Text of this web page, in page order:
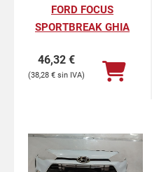
FORD FOCUS
SPORTBREAK GHIA
46,32 €
38,28 €